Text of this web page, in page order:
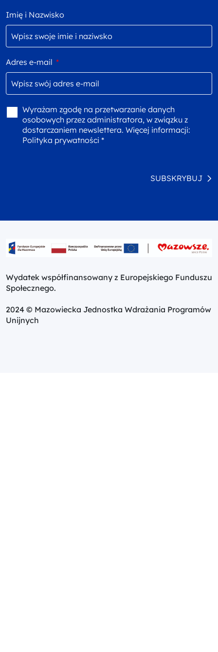
Imię i Nazwisko
Adres e-mail *
Wyrażam zgodę na przetwarzanie danych
osobowych przez administratora, w związku z
dostarczaniem newslettera. Więcej informacji:
Polityka prywatności *
SUBSKRYBUJ
Wydatek współfinansowany z Europejskiego Funduszu
Społecznego.
2024 © Mazowiecka Jednostka Wdrażania Programów
Unijnych